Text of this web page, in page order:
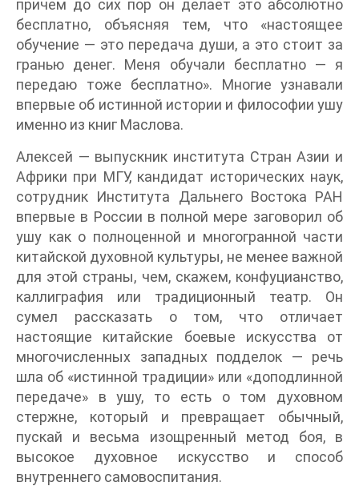
причем до сих пор он делает это абсолютно
бесплатно, объясняя тем, что «настоящее
обучение — это передача души, а это стоит за
гранью денег. Меня обучали бесплатно — я
передаю тоже бесплатно». Многие узнавали
впервые об истинной истории и философии ушу
именно из книг Маслова.
Алексей — выпускник института Стран Азии и
Африки при МГУ, кандидат исторических наук,
сотрудник Института Дальнего Востока РАН
впервые в России в полной мере заговорил об
ушу как о полноценной и многогранной части
китайской духовной культуры, не менее важной
для этой страны, чем, скажем, конфуцианство,
каллиграфия или традиционный театр. Он
сумел рассказать о том, что отличает
настоящие китайские боевые искусства от
многочисленных западных подделок — речь
шла об «истинной традиции» или «доподлинной
передаче» в ушу, то есть о том духовном
стержне, который и превращает обычный,
пускай и весьма изощренный метод боя, в
высокое духовное искусство и способ
внутреннего самовоспитания.